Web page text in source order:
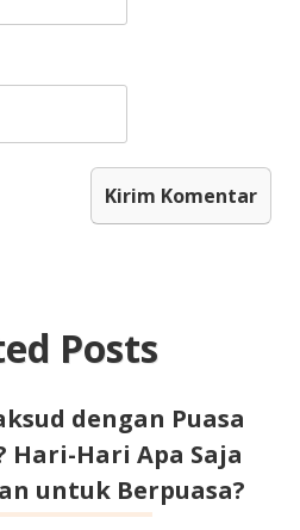
Posts
dengan Puasa
Hari-Hari Apa Saja
untuk Berpuasa?